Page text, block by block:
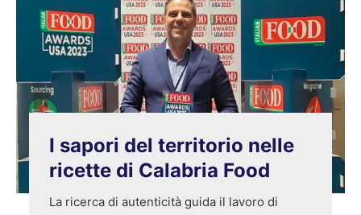
I sapori del territorio nelle
ricette di Calabria Food
La ricerca di autenticità guida il lavoro di